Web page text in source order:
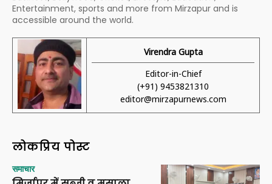
Entertainment, sports and more from Mirzapur and is
accessible around the world.
Virendra Gupta
Editor-in-Chief
(+91) 9453821310
editor@mirzapurnews.com
लोकप्रिय पोस्ट
समाचार